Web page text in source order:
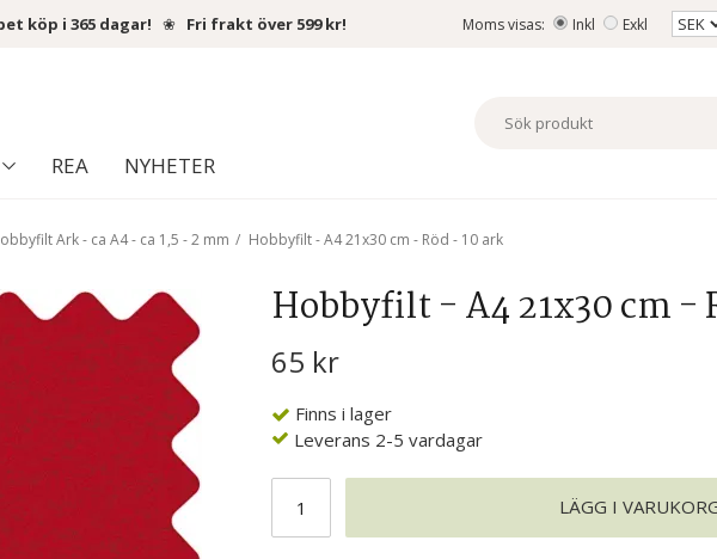
köp i 365 dagar! ❀ Fri frakt över 599 kr! Moms visas: Inkl Exkl
REA NYHETER
Ark - ca A4 - ca 1,5 - 2 mm / Hobbyfilt - A4 21x30 cm - Röd - 10 ark
Hobbyfilt - A4 21x30 cm -
65 kr
Finns i lager
Leverans 2-5 vardagar
LÄGG I